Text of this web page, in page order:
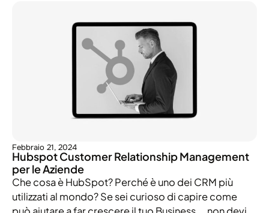
Febbraio 21, 2024
Hubspot Customer Relationship Management
per le Aziende
Che cosa è HubSpot? Perché è uno dei CRM più
utilizzati al mondo? Se sei curioso di capire come